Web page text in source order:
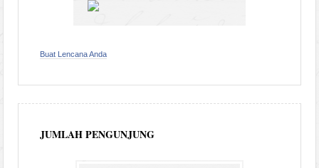
Buat Lencana Anda
JUMLAH PENGUNJUNG